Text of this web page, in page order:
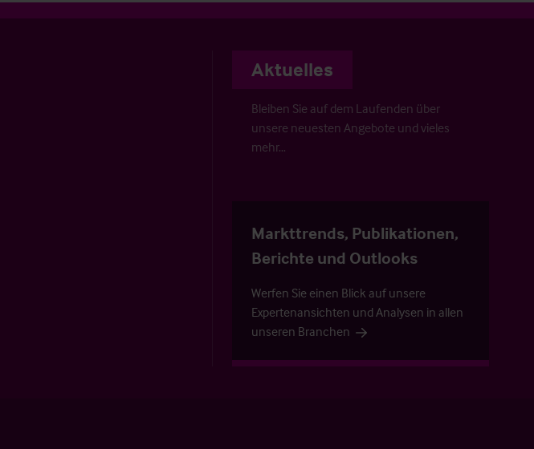
Aktuelles
Bleiben Sie auf dem Laufenden über
unsere neuesten Angebote und vieles
mehr…
Markttrends, Publikationen,
Berichte und Outlooks
Werfen Sie einen Blick auf unsere
Expertenansichten und Analysen in allen
unseren Branchen